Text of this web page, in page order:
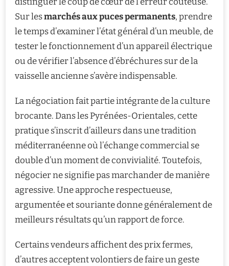
Sur lesmarchés aux puces permanents, prendre
le temps d’examiner l’état général d’un meuble, de
tester le fonctionnement d’un appareil électrique
ou de vérifier l’absence d’ébréchures sur de la
vaisselle ancienne s’avère indispensable.
La négociation fait partie intégrante de la culture
brocante. Dans les Pyrénées-Orientales, cette
pratique s’inscrit d’ailleurs dans une tradition
méditerranéenne où l’échange commercial se
double d’un moment de convivialité. Toutefois,
négocier ne signifie pas marchander de manière
agressive. Une approche respectueuse,
argumentée et souriante donne généralement de
meilleurs résultats qu’un rapport de force.
Certains vendeurs affichent des prix fermes,
d’autres acceptent volontiers de faire un geste